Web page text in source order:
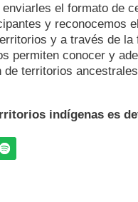
el formato de
y reconocemos
y a través de
permiten conocer y
de territorios
indígenas es